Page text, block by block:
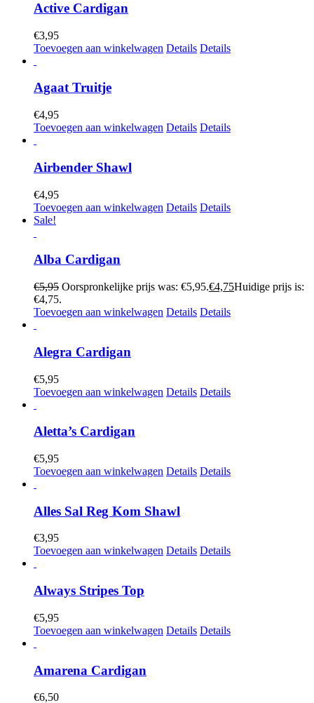
Active Cardigan
€3,95
Toevoegen aan winkelwagen Details Details
Agaat Truitje
€4,95
Toevoegen aan winkelwagen Details Details
Airbender Shawl
€4,95
Toevoegen aan winkelwagen Details Details
Sale!
Alba Cardigan
€5,95 Oorspronkelijke prijs was: €5,95.€4,75Huidige prijs is:
€4,75.
Toevoegen aan winkelwagen Details Details
Alegra Cardigan
€5,95
Toevoegen aan winkelwagen Details Details
Aletta’s Cardigan
€5,95
Toevoegen aan winkelwagen Details Details
Alles Sal Reg Kom Shawl
€3,95
Toevoegen aan winkelwagen Details Details
Always Stripes Top
€5,95
Toevoegen aan winkelwagen Details Details
Amarena Cardigan
€6,50